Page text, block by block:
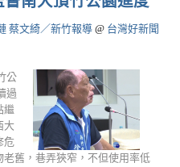
蔡文綺／新竹報導 @ 台灣好新聞
公
過
繼
大
危
舊，巷弄狹窄，不但使用率低